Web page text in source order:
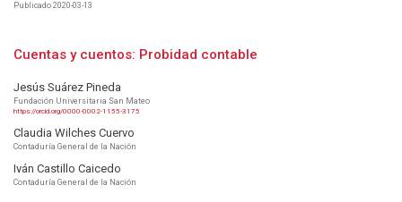
Cuentas y cuentos: Probidad contable
Publicado 2020-03-13
Jesús Suárez Pineda
Fundación Universitaria San Mateo
https://orcid.org/0000-0002-1155-3175
Claudia Wilches Cuervo
Contaduría General de la Nación
Iván Castillo Caicedo
Contaduría General de la Nación